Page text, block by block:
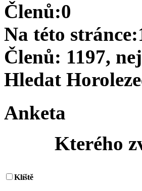
Členů:0
Na této
Členů: 1197,
Hledat
Anketa
Kterého
Klíště